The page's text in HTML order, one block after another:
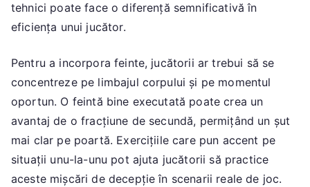
tehnici poate face o diferență semnificativă în
eficiența unui jucător.
Pentru a incorpora feinte, jucătorii ar trebui să se
concentreze pe limbajul corpului și pe momentul
oportun. O feintă bine executată poate crea un
avantaj de o fracțiune de secundă, permițând un șut
mai clar pe poartă. Exercițiile care pun accent pe
situații unu-la-unu pot ajuta jucătorii să practice
aceste mișcări de decepție în scenarii reale de joc.